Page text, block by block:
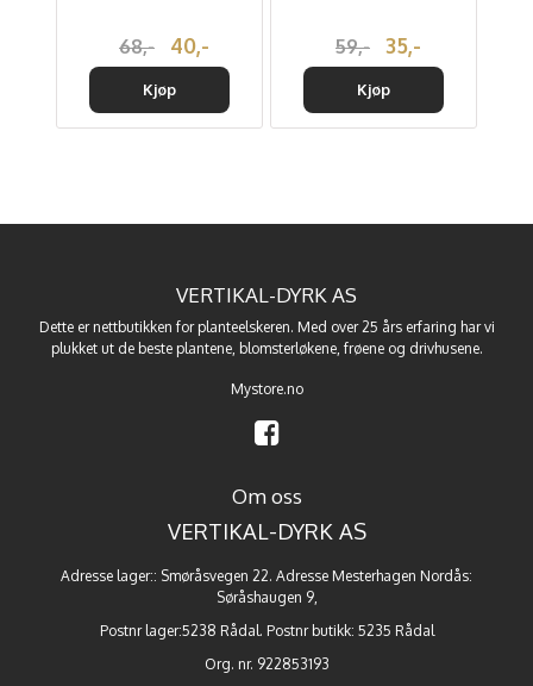
68,- 40,-
Kjøp
59,- 35,-
Kjøp
VERTIKAL-DYRK AS
Dette er nettbutikken for planteelskeren. Med over 25 års erfaring har vi
plukket ut de beste plantene, blomsterløkene, frøeneog drivhusene.
Mystore.no
Om oss
VERTIKAL-DYRK AS
Adresse lager:: Smøråsvegen 22. Adresse Mesterhagen Nordås:
Søråshaugen 9,
Postnr lager:5238 Rådal. Postnr butikk: 5235 Rådal
Org. nr. 922853193